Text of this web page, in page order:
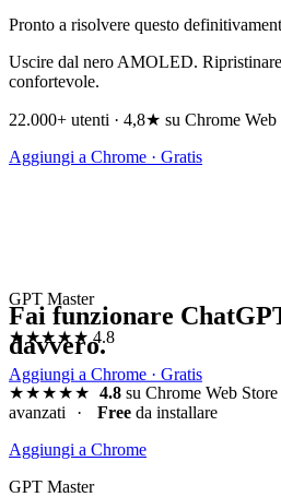
Pronto a risolvere questo
Uscire dal nero AMOLED.
confortevole.
22.000+ utenti · 4,8★ su Chrome Web
Aggiungi a Chrome · Gratis
GPT Master
★★★★★ 4.8
Aggiungi a Chrome · Gratis
Fai funzionare
davvero.
★★★★★ 4.8su Chrome Web Store
avanzati
· Free da installare
Aggiungi a Chrome
GPT Master